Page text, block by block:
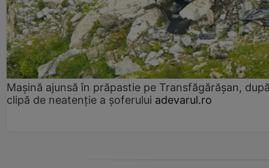
Mașină ajunsă în prăpastie pe Transfăgărășan,
clipă de neatenție a șoferului adevarul.ro